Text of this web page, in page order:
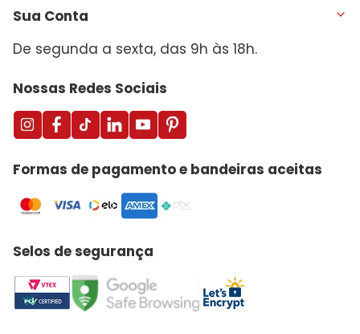
Sua Conta
De segunda a sexta, das 9h às 18h.
Nossas Redes Sociais
Formas de pagamento e bandeiras aceitas
Selos de segurança